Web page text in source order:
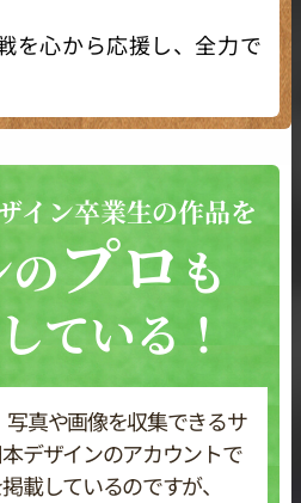
を心から応援し、全力で
イン卒業生の作品を
プロ も
ている！
写真や画像を収集できるサ
デザインのアカウントで
載しているのですが、